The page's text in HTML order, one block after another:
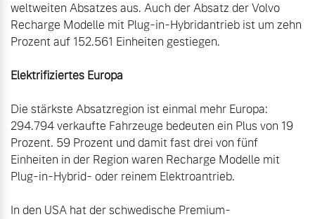
weltweiten Absatzes aus. Auch der Absatz der Volvo
Recharge Modelle mit Plug-in-Hybridantrieb ist um zehn
Prozent auf 152.561 Einheiten gestiegen.
Elektrifiziertes Europa
Die stärkste Absatzregion ist einmal mehr Europa:
294.794 verkaufte Fahrzeuge bedeuten ein Plus von 19
Prozent. 59 Prozent und damit fast drei von fünf
Einheiten in der Region waren Recharge Modelle mit
Plug-in-Hybrid- oder reinem Elektroantrieb.
In den USA hat der schwedische Premium-